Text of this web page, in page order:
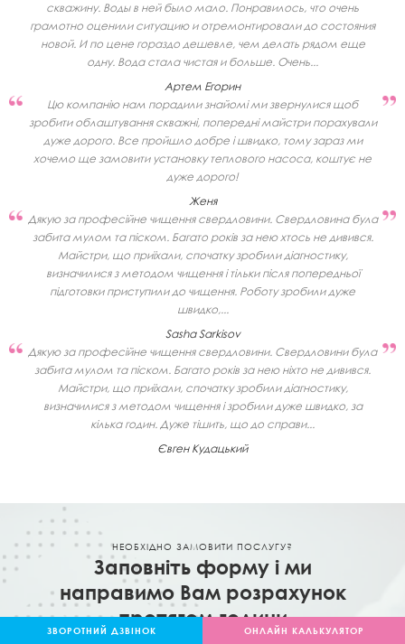
ЗВОРОТНИЙ ДЗВІНОК ОНЛАЙН КАЛЬКУЛЯТОР
скважину. Воды в ней было мало. Понравилось, что очень
грамотно оценили ситуацию и отремонтировали до состояния
новой. И по цене гораздо дешевле, чем делать рядом еще
одну. Вода стала чистая и больше. Очень...
Артем Егорин
Цю компанію нам порадили знайомі ми звернулися щоб
зробити облаштування скважні, попередні майстри порахували
дуже дорого. Все пройшло добре і швидко, тому зараз ми
хочемо ще замовити установку теплового насоса, коштує не
дуже дорого!
Женя
Дякую за професійне чищення свердловини. Свердловина була
забита мулом та піском. Багато років за нею хтось не дивився.
Майстри, що приїхали, спочатку зробили діагностику,
визначилися з методом чищення і тільки після попередньої
підготовки приступили до чищення. Роботу зробили дуже
швидко,...
Sasha Sarkisov
Дякую за професійне чищення свердловини. Свердловини була
забита мулом та піском. Багато років за нею ніхто не дивився.
Майстри, що приїхали, спочатку зробили діагностику,
визначилися з методом чищення і зробили дуже швидко, за
кілька годин. Дуже тішить, що до справи...
Євген Кудацький
НЕОБХІДНО ЗАМОВИТИ ПОСЛУГУ?
Заповніть форму і ми
направимо Вам розрахунок
протягом години